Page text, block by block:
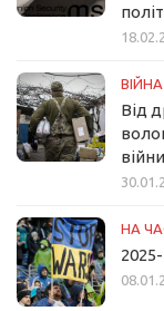
Від
НА